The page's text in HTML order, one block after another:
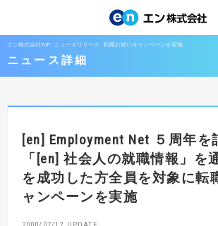
エン株式会社TOP ニュースリリース 転職お祝いキャンペーンを実施
ニュース詳細
[en] Employment Net ５周年を
「[en] 社会人の就職情報」を
を成功した方全員を対象に転
ャンペーンを実施